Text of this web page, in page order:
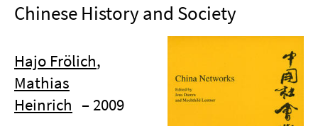
Chinese History and Society
Hajo Frölich,
Mathias
Heinrich – 2009